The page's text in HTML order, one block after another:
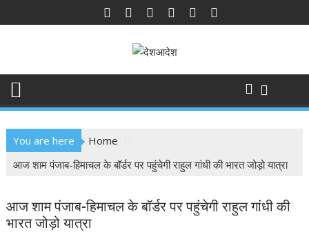
to
You are here
Home
आज शाम पंजाब-हिमाचल के बॉर्डर पर पहुंचेगी राहुल गांधी की भारत जोड़ो यात्रा
आज शाम पंजाब-हिमाचल के बॉर्डर पर पहुंचेगी राहुल गांधी की
भारत जोड़ो यात्रा